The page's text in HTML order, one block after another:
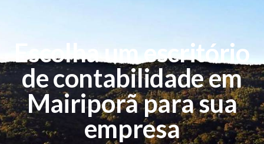
Escolha um escritório
de contabilidade em
Mairiporã para sua
empresa